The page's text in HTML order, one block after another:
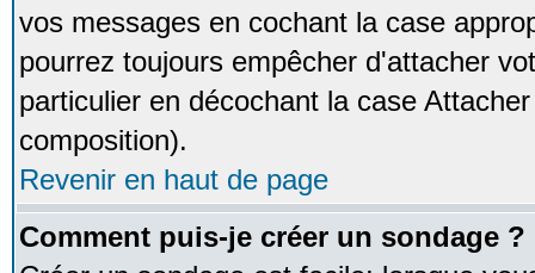
vos messages en cochant la case
pourrez toujours empêcher d'attacher
particulier en décochant la case
composition).
Revenir en haut de page
Comment puis-je créer un sondage ?